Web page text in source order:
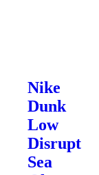
Nike
Dunk
Low
Disrupt
Sea